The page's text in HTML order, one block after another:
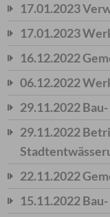
17.01.2023
17.01.2023
16.12.2022
06.12.2022
29.11.2022
29.11.2022
22.11.2022
15.11.2022